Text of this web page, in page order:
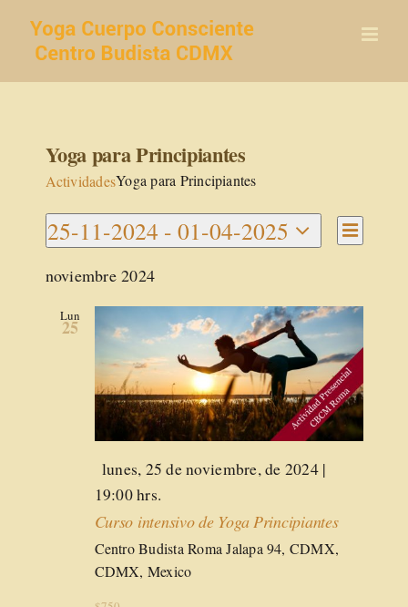
contenido
Yoga para Principiantes
ActividadesYoga para Principiantes
de
Lista
25-11-2024 - 01-04-2025
Seleccionar
fecha.
noviembre 2024
Lun
25
Destacado
lunes, 25 de noviembre, de 2024 |
19:00 hrs.
Curso intensivo de Yoga Principiantes
Centro Budista RomaJalapa 94, CDMX,
CDMX, Mexico